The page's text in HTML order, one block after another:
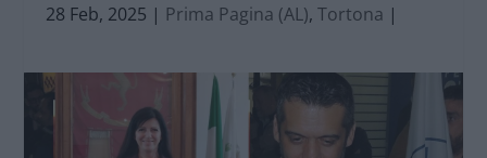
28 Feb, 2025 | Prima Pagina (AL),Tortona |